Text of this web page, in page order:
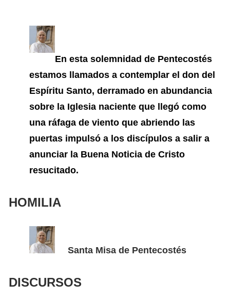
En esta solemnidad de Pentecostés
estamos llamados a contemplar el don del
Espíritu Santo, derramado en abundancia
sobre la Iglesia naciente que
llegó como
una ráfaga de viento que abriendo las
puertas impulsó a los discípulos a salir a
anunciar la Buena Noticia de Cristo
resucitado.
HOMILIA
Santa Misa de Pentecostés
DISCURSOS